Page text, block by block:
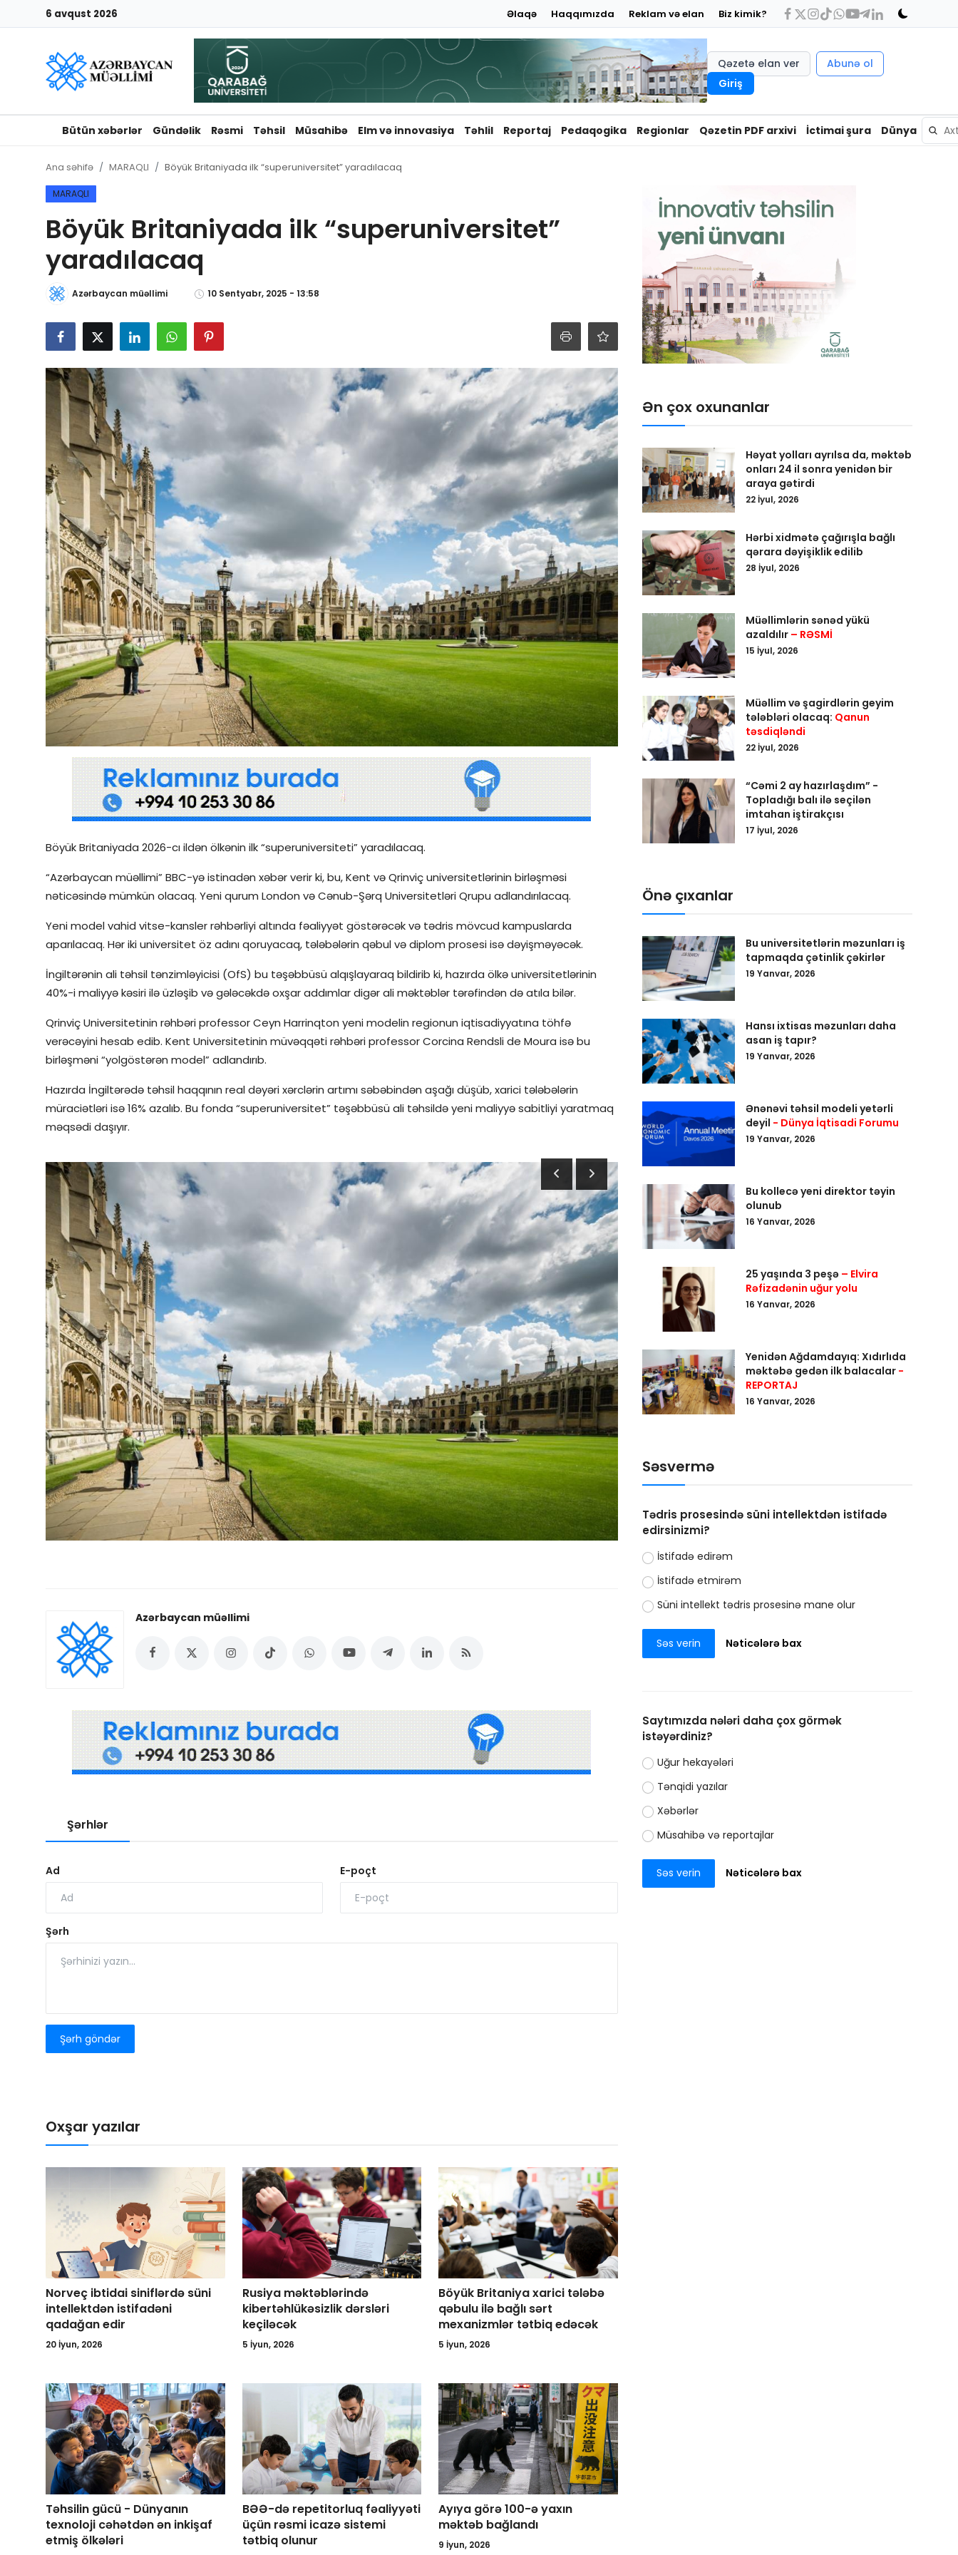
6 avqust 2026 Əlaqə Haqqımızda Reklam və elan Biz kimik?
Qəzetə elan ver
Abunə ol
Giriş
Bütün xəbərlər Gündəlik Rəsmi Təhsil Müsahibə Elm və innovasiya Təhlil Reportaj Pedaqogika Regionlar Qəzetin PDF arxivi İctimai şura Dünya
Giriş
Qeydiyyat
Qəzetə elan ver
Haqqımızda
Reklam və elan
Biz kimik?
Bütün xəbərlər
Gündəlik
Müsahibə
Elm və innovasiya
Reportaj
Pedaqogika
Regionlar
Qəzetin PDF arxivi
İctimai şura
Dünya
Ana səhifə MARAQLI Böyük Britaniyada ilk “superuniversitet” yaradılacaq
MARAQLI
Böyük Britaniyada ilk “superuniversitet”
yaradılacaq
Azərbaycan müəllimi 10 Sentyabr, 2025 - 13:58
Böyük Britaniyada 2026-cı ildən ölkənin ilk “superuniversiteti” yaradılacaq.
“Azərbaycan müəllimi” BBC-yə istinadən xəbər verir ki, bu, Kent və Qrinviç universitetlərinin birləşməsi
nəticəsində mümkün olacaq. Yeni qurum London və Cənub-Şərq Universitetləri Qrupu adlandırılacaq.
Yeni model vahid vitse-kansler rəhbərliyi altında fəaliyyət göstərəcək və tədris mövcud kampuslarda
aparılacaq. Hər iki universitet öz adını qoruyacaq, tələbələrin qəbul və diplom prosesi isə dəyişməyəcək.
İngiltərənin ali təhsil tənzimləyicisi (OfS) bu təşəbbüsü alqışlayaraq bildirib ki, hazırda ölkə universitetlərinin
40%-i maliyyə kəsiri ilə üzləşib və gələcəkdə oxşar addımlar digər ali məktəblər tərəfindən də atıla bilər.
Qrinviç Universitetinin rəhbəri professor Ceyn Harrinqton yeni modelin regionun iqtisadiyyatına töhfə
verəcəyini hesab edib. Kent Universitetinin müvəqqəti rəhbəri professor Corcina Rendsli de Moura isə bu
birləşməni “yolgöstərən model” adlandırıb.
Hazırda İngiltərədə təhsil haqqının real dəyəri xərclərin artımı səbəbindən aşağı düşüb, xarici tələbələrin
müraciətləri isə 16% azalıb. Bu fonda “superuniversitet” təşəbbüsü ali təhsildə yeni maliyyə sabitliyi yaratmaq
məqsədi daşıyır.
Azərbaycan müəllimi
Şərhlər
Ad E-poçt
Şərh
Şərh göndər
Oxşar yazılar
Norveç ibtidai siniflərdə süni
intellektdən istifadəni
qadağan edir
20 İyun, 2026
Rusiya məktəblərində
kibertəhlükəsizlik dərsləri
keçiləcək
5 İyun, 2026
Böyük Britaniya xarici tələbə
qəbulu ilə bağlı sərt
mexanizmlər tətbiq edəcək
5 İyun, 2026
Təhsilin gücü - Dünyanın
texnoloji cəhətdən ən inkişaf
etmiş ölkələri
BƏƏ-də repetitorluq fəaliyyəti
üçün rəsmi icazə sistemi
tətbiq olunur
Ayıya görə 100-ə yaxın
məktəb bağlandı
9 İyun, 2026
Ən çox oxunanlar
Həyat yolları ayrılsa da, məktəb
onları 24 il sonra yenidən bir
araya gətirdi
22 İyul, 2026
Hərbi xidmətə çağırışla bağlı
qərara dəyişiklik edilib
28 İyul, 2026
Müəllimlərin sənəd yükü
azaldılır – RƏSMİ
15 İyul, 2026
Müəllim və şagirdlərin geyim
tələbləri olacaq: Qanun
təsdiqləndi
22 İyul, 2026
“Cəmi 2 ay hazırlaşdım” -
Topladığı balı ilə seçilən
imtahan iştirakçısı
17 İyul, 2026
Önə çıxanlar
Bu universitetlərin məzunları iş
tapmaqda çətinlik çəkirlər
19 Yanvar, 2026
Hansı ixtisas məzunları daha
asan iş tapır?
19 Yanvar, 2026
Ənənəvi təhsil modeli yetərli
deyil - Dünya İqtisadi Forumu
19 Yanvar, 2026
Bu kollecə yeni direktor təyin
olunub
16 Yanvar, 2026
25 yaşında 3 peşə – Elvira
Rəfizadənin uğur yolu
16 Yanvar, 2026
Yenidən Ağdamdayıq: Xıdırlıda
məktəbə gedən ilk balacalar -
REPORTAJ
16 Yanvar, 2026
Səsvermə
Tədris prosesində süni intellektdən istifadə
edirsinizmi?
İstifadə edirəm
İstifadə etmirəm
Süni intellekt tədris prosesinə mane olur
Səs verin Nəticələrə bax
Saytımızda nələri daha çox görmək
istəyərdiniz?
Uğur hekayələri
Tənqidi yazılar
Xəbərlər
Müsahibə və reportajlar
Səs verin Nəticələrə bax